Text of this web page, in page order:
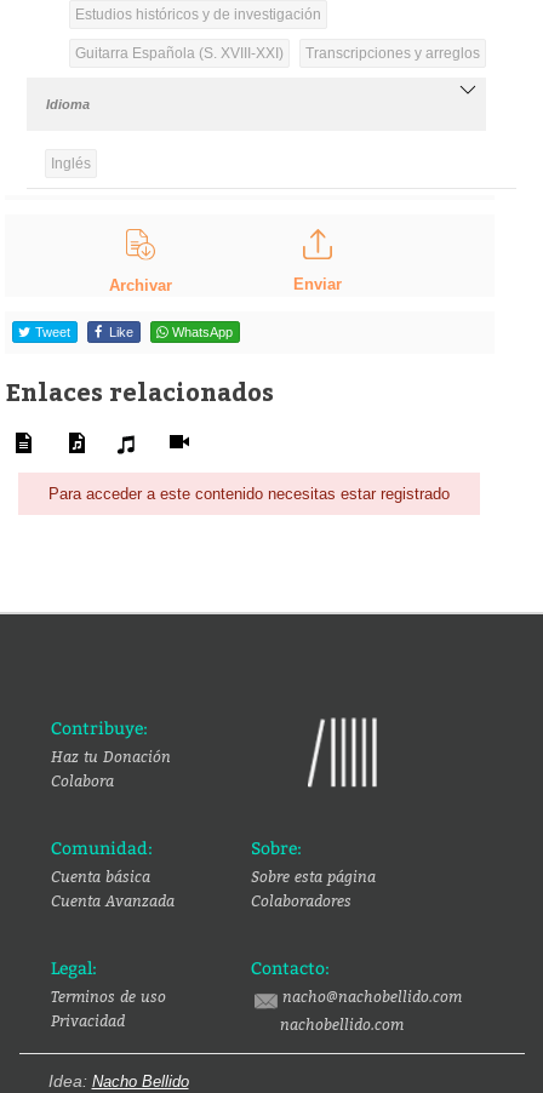
Estudios históricos y de investigación
Guitarra Española (S. XVIII-XXI) Transcripciones y arreglos
Idioma
Inglés
Archivar Enviar
Tweet Like WhatsApp
Enlaces relacionados
Para acceder a este contenido necesitas estar registrado
Contribuye:
Haz tu Donación
Colabora
Comunidad:
Cuenta básica
Cuenta Avanzada
Sobre:
Sobre esta página
Colaboradores
Legal:
Terminos de uso
Privacidad
Contacto:
nacho@nachobellido.com
nachobellido.com
Idea: Nacho Bellido